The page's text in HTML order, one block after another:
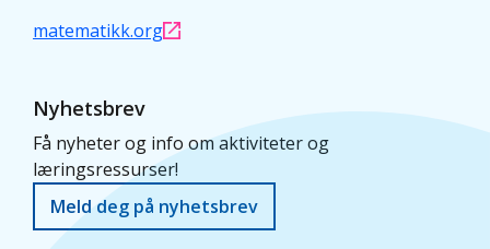
matematikk.org
Nyhetsbrev
Få nyheter og info om aktiviteter og
læringsressurser!
Meld deg på nyhetsbrev